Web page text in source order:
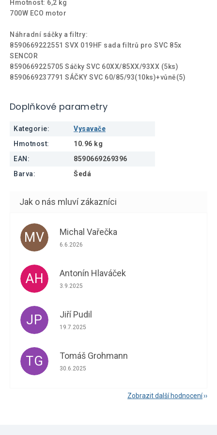
Hmotnost: 6,2 kg
700W ECO motor
Náhradní sáčky a filtry:
8590669222551 SVX 019HF sada filtrů pro SVC 85x
SENCOR
8590669225705 Sáčky SVC 60XX/85XX/93XX (5ks)
8590669237791 SÁČKY SVC 60/85/93(10ks)+vůně(5)
Doplňkové parametry
Kategorie:
Vysavače
Hmotnost:
10.96 kg
EAN:
8590669269396
Barva: Šedá
MV Michal Vařečka
Hodnocení obchodu je 5 z 5 hvězdiček.
6.6.2026
AH Antonín Hlaváček
Hodnocení obchodu je 5 z 5 hvězdiček.
3.9.2025
JP Jiří Pudil
Hodnocení obchodu je 5 z 5 hvězdiček.
19.7.2025
TG Tomáš Grohmann
Hodnocení obchodu je 5 z 5 hvězdiček.
30.6.2025
Zobrazit další hodnocení